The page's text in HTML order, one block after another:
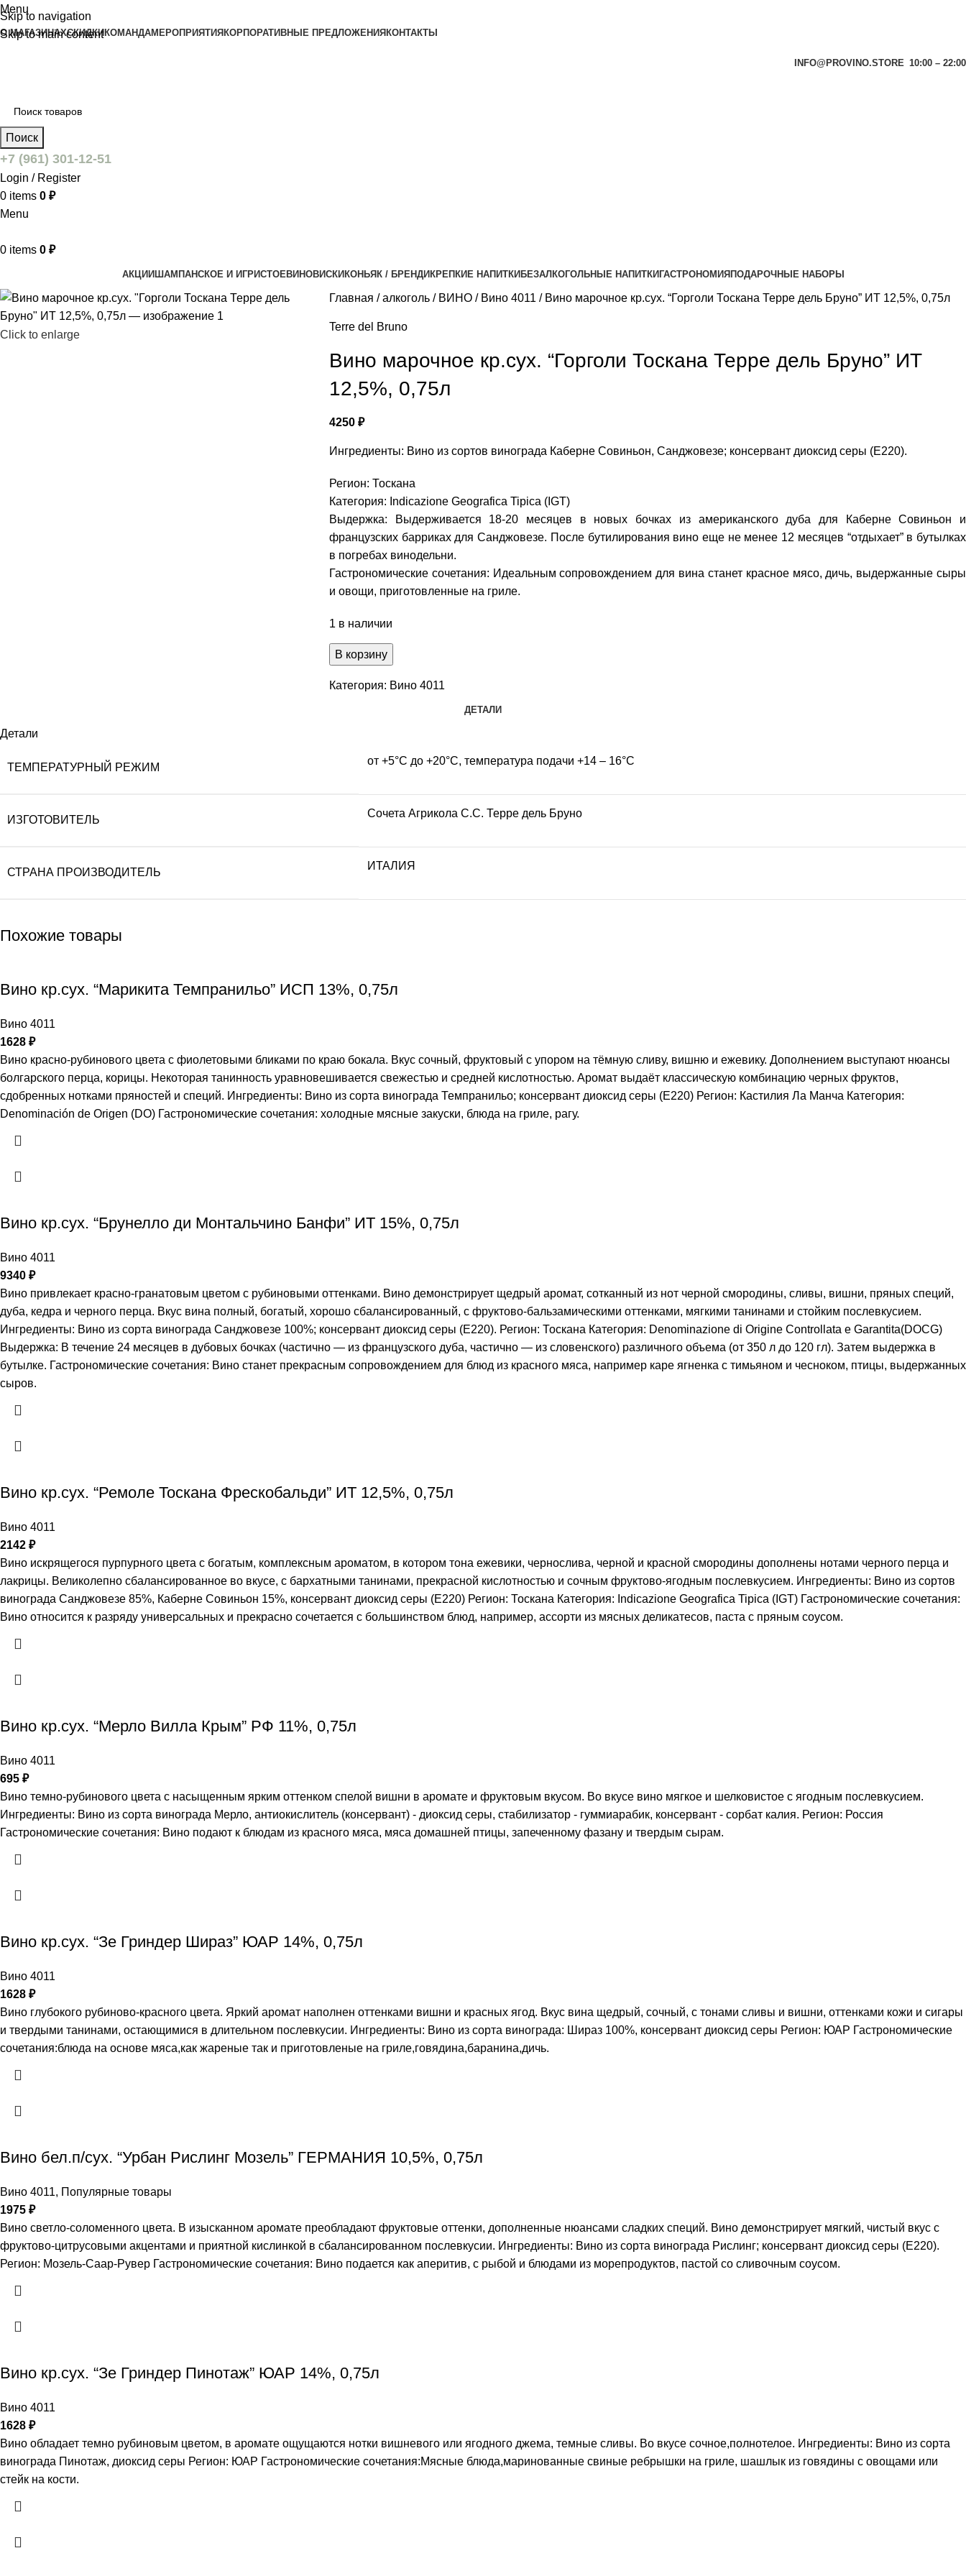
Skip to navigation
Skip to main content
Menu
О МАГАЗИНАХСКИДКИКОМАНДАМЕРОПРИЯТИЯ КОРПОРАТИВНЫЕ ПРЕДЛОЖЕНИЯ КОНТАКТЫ
INFO@PROVINO.STORE 10:00 – 22:00
Поиск
+7 (961) 301-12-51
Login / Register
0 items 0 ₽
Menu
0 items 0 ₽
АКЦИИШАМПАНСКОЕ И ИГРИСТОЕВИНОВИСКИКОНЬЯК / БРЕНДИКРЕПКИЕ НАПИТКИБЕЗАЛКОГОЛЬНЫЕ НАПИТКИГАСТРОНОМИЯПОДАРОЧНЫЕ НАБОРЫ
Click to enlarge
Главная алкоголь ВИНО Вино 4011 Вино марочное кр.сух. “Горголи Тоскана Терре дель Бруно” ИТ 12,5%, 0,75л
Terre del Bruno
Вино марочное кр.сух. “Горголи Тоскана Терре дель Бруно” ИТ
12,5%, 0,75л
4250 ₽
Ингредиенты: Вино из сортов винограда Каберне Совиньон, Санджовезе; консервант диоксид серы (Е220).
Регион: Тоскана
Категория: Indicazione Geografica Tipica (IGT)
Выдержка: Выдерживается 18-20 месяцев в новых бочках из американского дуба для Каберне Совиньон и
французских барриках для Санджовезе. После бутилирования вино еще не менее 12 месяцев “отдыхает” в бутылках
в погребах винодельни.
Гастрономические сочетания: Идеальным сопровождением для вина станет красное мясо, дичь, выдержанные сыры
и овощи, приготовленные на гриле.
1 в наличии
В корзину
Категория: Вино 4011
ДЕТАЛИ
Детали
ТЕМПЕРАТУРНЫЙ РЕЖИМ
от +5°С до +20°С, температура подачи +14 – 16°С
ИЗГОТОВИТЕЛЬ
Сочета Агрикола С.С. Терре дель Бруно
СТРАНА ПРОИЗВОДИТЕЛЬ
ИТАЛИЯ
Похожие товары
Вино кр.сух. “Марикита Темпранильо” ИСП 13%, 0,75л
Вино 4011
1628 ₽
Вино красно-рубинового цвета с фиолетовыми бликами по краю бокала. Вкус сочный, фруктовый с упором на тёмную сливу, вишню и ежевику. Дополнением выступают нюансы
болгарского перца, корицы. Некоторая танинность уравновешивается свежестью и средней кислотностью. Аромат выдаёт классическую комбинацию черных фруктов,
сдобренных нотками пряностей и специй. Ингредиенты: Вино из сорта винограда Темпранильо; консервант диоксид серы (Е220) Регион: Кастилия Ла Манча Категория:
Denominación de Origen (DO) Гастрономические сочетания: холодные мясные закуски, блюда на гриле, рагу.
Вино кр.сух. “Брунелло ди Монтальчино Банфи” ИТ 15%, 0,75л
Вино 4011
9340 ₽
Вино привлекает красно-гранатовым цветом с рубиновыми оттенками. Вино демонстрирует щедрый аромат, сотканный из нот черной смородины, сливы, вишни, пряных специй,
дуба, кедра и черного перца. Вкус вина полный, богатый, хорошо сбалансированный, с фруктово-бальзамическими оттенками, мягкими танинами и стойким послевкусием.
Ингредиенты: Вино из сорта винограда Санджовезе 100%; консервант диоксид серы (Е220). Регион: Тоскана Категория: Denominazione di Origine Controllata e Garantita(DOCG)
Выдержка: В течение 24 месяцев в дубовых бочках (частично — из французского дуба, частично — из словенского) различного объема (от 350 л до 120 гл). Затем выдержка в
бутылке. Гастрономические сочетания: Вино станет прекрасным сопровождением для блюд из красного мяса, например каре ягненка с тимьяном и чесноком, птицы, выдержанных
сыров.
Вино кр.сух. “Ремоле Тоскана Фрескобальди” ИТ 12,5%, 0,75л
Вино 4011
2142 ₽
Вино искрящегося пурпурного цвета с богатым, комплексным ароматом, в котором тона ежевики, чернослива, черной и красной смородины дополнены нотами черного перца и
лакрицы. Великолепно сбалансированное во вкусе, с бархатными танинами, прекрасной кислотностью и сочным фруктово-ягодным послевкусием. Ингредиенты: Вино из сортов
винограда Санджовезе 85%, Каберне Совиньон 15%, консервант диоксид серы (Е220) Регион: Тоскана Категория: Indicazione Geografica Tipica (IGT) Гастрономические сочетания:
Вино относится к разряду универсальных и прекрасно сочетается с большинством блюд, например, ассорти из мясных деликатесов, паста с пряным соусом.
Вино кр.сух. “Мерло Вилла Крым” РФ 11%, 0,75л
Вино 4011
695 ₽
Вино темно-рубинового цвета с насыщенным ярким оттенком спелой вишни в аромате и фруктовым вкусом. Во вкусе вино мягкое и шелковистое с ягодным послевкусием.
Ингредиенты: Вино из сорта винограда Мерло, антиокислитель (консервант) - диоксид серы, стабилизатор - гуммиарабик, консервант - сорбат калия. Регион: Россия
Гастрономические сочетания: Вино подают к блюдам из красного мяса, мяса домашней птицы, запеченному фазану и твердым сырам.
Вино кр.сух. “Зе Гриндер Шираз” ЮАР 14%, 0,75л
Вино 4011
1628 ₽
Вино глубокого рубиново-красного цвета. Яркий аромат наполнен оттенками вишни и красных ягод. Вкус вина щедрый, сочный, с тонами сливы и вишни, оттенками кожи и сигары
и твердыми танинами, остающимися в длительном послевкусии. Ингредиенты: Вино из сорта винограда: Шираз 100%, консервант диоксид серы Регион: ЮАР Гастрономические
сочетания:блюда на основе мяса,как жареные так и приготовленые на гриле,говядина,баранина,дичь.
Вино бел.п/сух. “Урбан Рислинг Мозель” ГЕРМАНИЯ 10,5%, 0,75л
Вино 4011, Популярные товары
1975 ₽
Вино светло-соломенного цвета. В изысканном аромате преобладают фруктовые оттенки, дополненные нюансами сладких специй. Вино демонстрирует мягкий, чистый вкус с
фруктово-цитрусовыми акцентами и приятной кислинкой в сбалансированном послевкусии. Ингредиенты: Вино из сорта винограда Рислинг; консервант диоксид серы (Е220).
Регион: Мозель-Саар-Рувер Гастрономические сочетания: Вино подается как аперитив, с рыбой и блюдами из морепродуктов, пастой со сливочным соусом.
Вино кр.сух. “Зе Гриндер Пинотаж” ЮАР 14%, 0,75л
Вино 4011
1628 ₽
Вино обладает темно рубиновым цветом, в аромате ощущаются нотки вишневого или ягодного джема, темные сливы. Во вкусе сочное,полнотелое. Ингредиенты: Вино из сорта
винограда Пинотаж, диоксид серы Регион: ЮАР Гастрономические сочетания:Мясные блюда,маринованные свиные ребрышки на гриле, шашлык из говядины с овощами или
стейк на кости.